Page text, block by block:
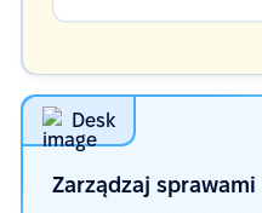
Desk
Zarządzaj sprawami